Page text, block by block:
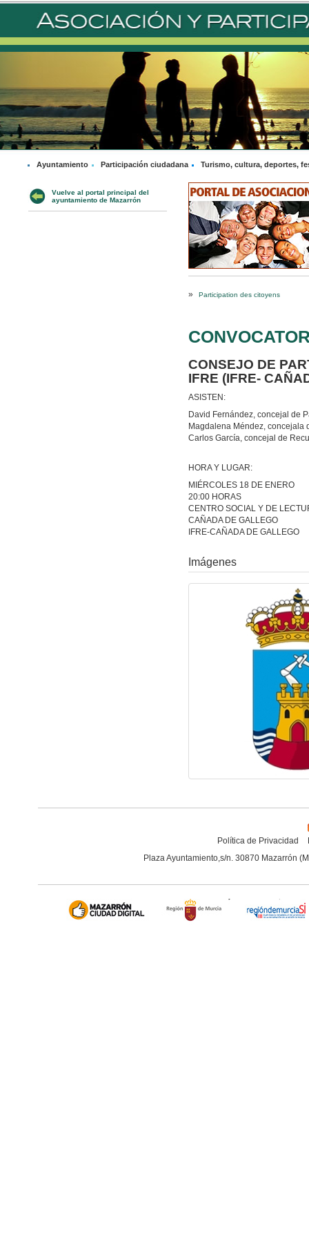
Ayuntamiento Participación ciudadana Turismo, cultura, deportes,
Vuelve al portal principal del
ayuntamiento de Mazarrón
» Participation des citoyens
CONSEJO DE
IFRE (IFRE-
ASISTEN:
David Fernández, concejal de
Magdalena Méndez, concejala
Carlos García, concejal de
HORA Y LUGAR:
MIÉRCOLES 18 DE ENERO
20:00 HORAS
CENTRO SOCIAL Y DE
CAÑADA DE GALLEGO
IFRE-CAÑADA DE GALLEGO
Imágenes
Política de Privacidad
Plaza Ayuntamiento,s/n. 30870 Mazarrón